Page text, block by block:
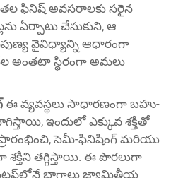
ఫినిష్ అవసరాలకు సరైన
ఏర్పాటు చేసుకుని, ఆ
వైవిధ్యాన్ని ఆధారంగా
అంతటా స్థిరంగా అమలు
ఈ వ్యవస్థలు సాధారణంగా బహు-
ఇందులో ఎక్కువ శక్తితో
సెమీ-ఫినిషింగ్ మరియు
తగ్గిస్తాయి. ఈ పొరలుగా
భాగాలు జ్యామితీయ